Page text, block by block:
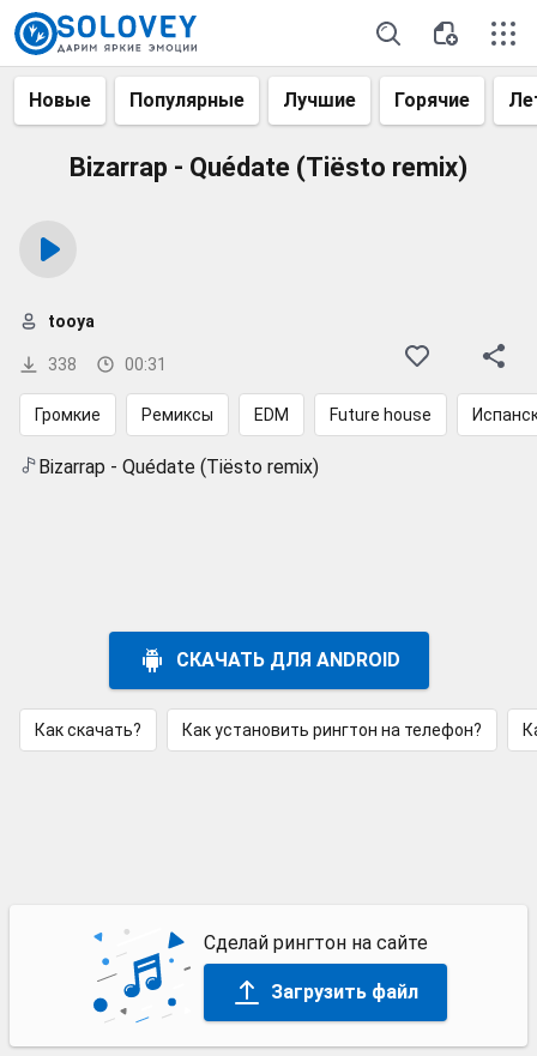
Новые Популярные Лучшие Горячие
Bizarrap - Quédate (Tiësto remix)
338 00:31
tooya
Громкие Ремиксы EDM Future house
Bizarrap - Quédate (Tiësto remix)
СКАЧАТЬ ДЛЯ ANDROID
Как скачать? Как установить рингтон на телефон?
Сделай рингтон на сайте
Загрузить файл